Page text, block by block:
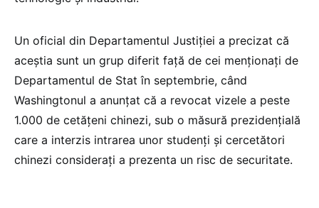
Un oficial din Departamentul Justiţiei a precizat că
aceştia sunt un grup diferit faţă de cei menţionaţi de
Departamentul de Stat în septembrie, când
Washingtonul a anunţat că a revocat vizele a peste
1.000 de cetăţeni chinezi, sub o măsură prezidenţială
care a interzis intrarea unor studenţi şi cercetători
chinezi consideraţi a prezenta un risc de securitate.